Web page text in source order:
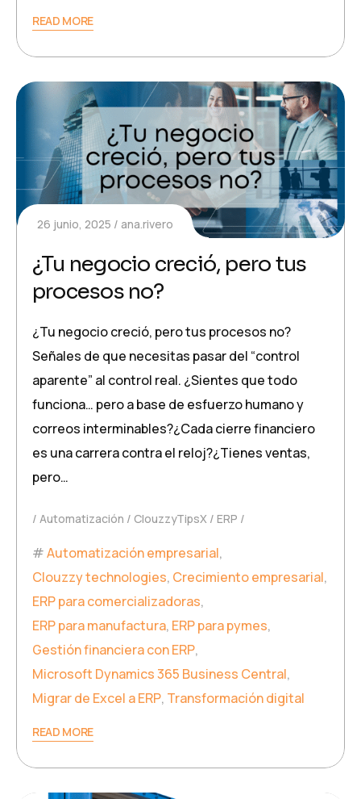
READ MORE
26 junio, 2025 ana.rivero
¿Tu negocio creció, pero tus
procesos no?
¿Tu negocio creció, pero tus procesos no?
Señales de que necesitas pasar del “control
aparente” al control real. ¿Sientes que todo
funciona… pero a base de esfuerzo humano y
correos interminables?¿Cada cierre financiero
es una carrera contra el reloj?¿Tienes ventas,
pero…
Automatización ClouzzyTipsX ERP
Automatización empresarial,
Clouzzy technologies, Crecimiento empresarial,
ERP para comercializadoras,
ERP para manufactura, ERP para pymes,
Gestión financiera con ERP,
Microsoft Dynamics 365 Business Central,
Migrar de Excel a ERP, Transformación digital
READ MORE